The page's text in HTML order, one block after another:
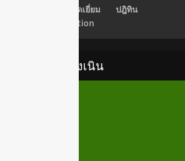
สมุดเยี่ยม
ปฎิทิน
Newsletter Subscription
เทศบาลตำบลสูงเนิน